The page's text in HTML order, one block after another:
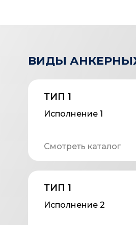
ВИДЫ
ТИП 1
Смотреть каталог
Исполнение 1
ТИП 1
Исполнение 2